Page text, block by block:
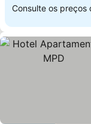
Consulte os preços